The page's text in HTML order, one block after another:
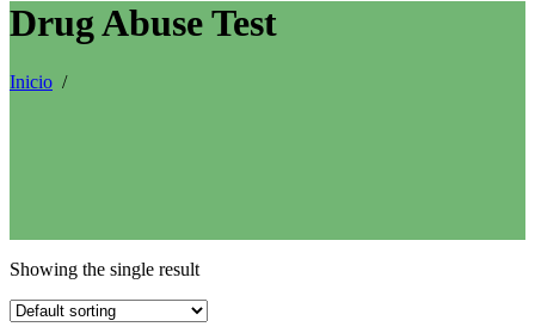
Drug Abuse Test
Inicio /
Showing the single result